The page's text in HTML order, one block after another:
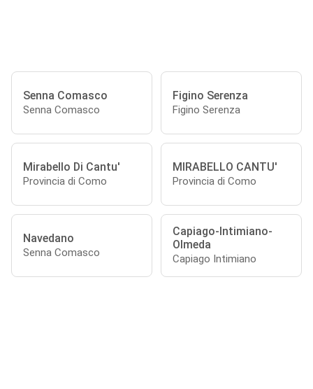
Senna Comasco
Senna Comasco
Figino Serenza
Figino Serenza
Mirabello Di Cantu'
Provincia di Como
MIRABELLO CANTU'
Provincia di Como
Navedano
Senna Comasco
Capiago-Intimiano-
Olmeda
Capiago Intimiano